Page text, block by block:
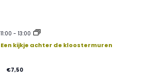
11:00 -13:00
Een kijkje achter de kloostermuren
€7,50